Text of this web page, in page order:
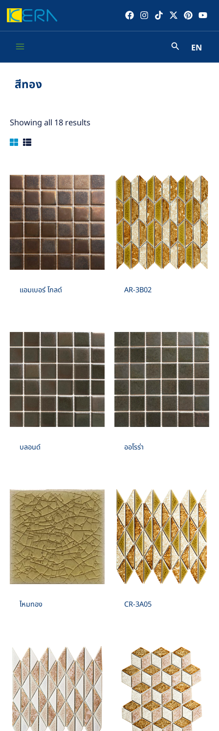
Skip
to
Menu
EN
สีทอง
Showing all 18 results
แอมเบอร์ โกลด์ AR-3B02
บลอนด์ ออโรร่า
ไหมทอง CR-3A05